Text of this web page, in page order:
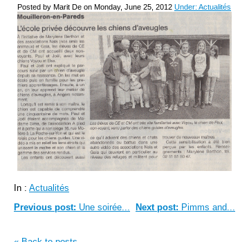
Posted by Marit De on Monday, June 25, 2012 Under: Actualités
In : Actualités
Next post: Pimms and...
Previous post: Une soirée...